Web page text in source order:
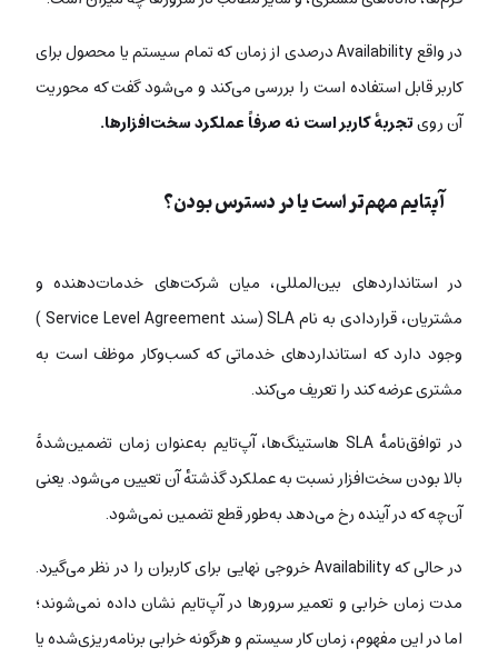
در واقع Availability درصدی از زمان که تمام سیستم یا محصول برای
کاربر قابل استفاده‌ است را بررسی می‌کند و می‌شود گفت که محوریت
آن رویتجربهٔ کاربر است نه صرفاً عملکرد سخت‌افزارها.
آپتایم مهم‌تر است یا در دسترس بودن؟
در استانداردهای بین‌المللی، میان شرکت‌های خدمات‌دهنده و
مشتریان، قراردادی به نام SLA (سند Service Level Agreement )
وجود دارد که استانداردهای خدماتی که کسب‌وکار موظف است به
مشتری عرضه کند را تعریف می‌کند.
در توافق‌نامهٔ SLA هاستینگ‌ها، آپ‌تایم به‌عنوان زمان تضمین‌شدۀ
بالا بودن سخت‌افزار نسبت به عملکرد گذشتهٔ آن تعیین می‌شود. یعنی
آن‌چه که در آینده رخ می‌دهد به‌طور قطع تضمین نمی‌شود.
در حالی که Availability خروجی نهایی برای کاربران را در نظر می‌گیرد.
مدت زمان خرابی و تعمیر سرورها در آپ‌تایم نشان داده نمی‌شوند؛
اما در این مفهوم، زمان کار سیستم و هرگونه خرابی برنامه‌ریزی‌شده یا